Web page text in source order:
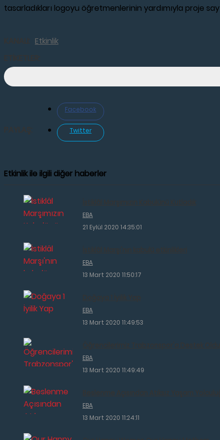
tasarladıkları logoyu öğretmenlerinin yardımıyla proje
Etkinlik
Facebook
Twitter
Etkinlik ile ilgili diğer haberler
EBA
21 Eylül 2020 14:35:01
EBA
13 Mart 2020 11:50:17
EBA
13 Mart 2020 11:49:53
EBA
13 Mart 2020 11:49:49
EBA
13 Mart 2020 11:24:11